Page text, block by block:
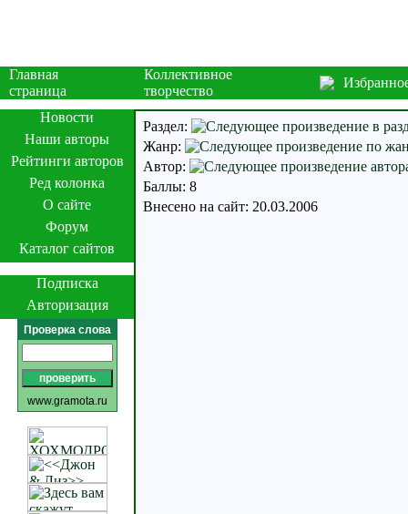
Главная
страница
Коллективное
творчество
Новости
Наши авторы
Рейтинги авторов
Ред колонка
О сайте
Форум
Каталог сайтов
Подписка
Авторизация
Проверка слова
www.gramota.ru
Раздел:
Жанр:
Автор:
Баллы: 8
Внесено на сайт: 20.03.2006